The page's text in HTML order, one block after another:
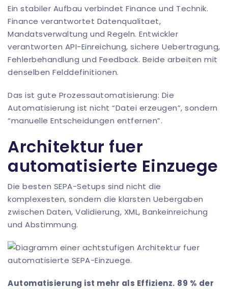
Ein stabiler Aufbau verbindet Finance und Technik.
Finance verantwortet Datenqualitaet,
Mandatsverwaltung und Regeln. Entwickler
verantworten API-Einreichung, sichere Uebertragung,
Fehlerbehandlung und Feedback. Beide arbeiten mit
denselben Felddefinitionen.
Das ist gute Prozessautomatisierung: Die
Automatisierung ist nicht “Datei erzeugen”, sondern
“manuelle Entscheidungen entfernen”.
Architektur fuer
automatisierte Einzuege
Die besten SEPA-Setups sind nicht die
komplexesten, sondern die klarsten Uebergaben
zwischen Daten, Validierung, XML, Bankeinreichung
und Abstimmung.
Automatisierung ist mehr als Effizienz. 89 % der